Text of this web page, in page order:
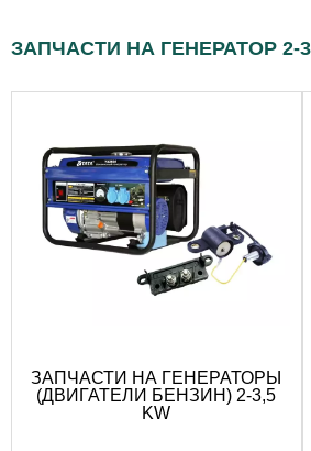
ЗАПЧАСТИ НА ГЕНЕРАТОР 2-
ЗАПЧАСТИ НА ГЕНЕРАТОРЫ
(ДВИГАТЕЛИ БЕНЗИН) 2-3,5
KW